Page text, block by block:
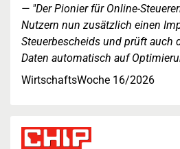
"Der Pionier für Online-
Nutzern nun zusätzlich einen
Steuerbescheids und prüft auch
Daten automatisch auf
WirtschaftsWoche 16/2026